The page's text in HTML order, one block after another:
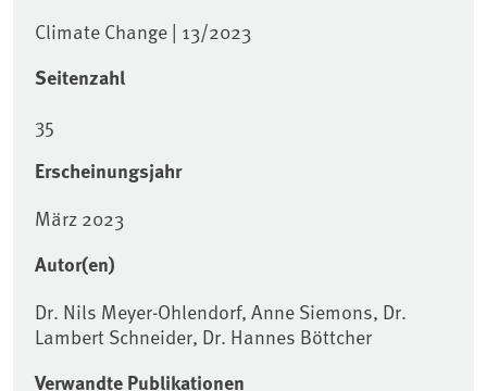
Climate Change | 13/2023
Seitenzahl
35
Erscheinungsjahr
März 2023
Autor(en)
Dr. Nils Meyer-Ohlendorf, Anne Siemons, Dr.
Lambert Schneider, Dr. Hannes Böttcher
Verwandte Publikationen